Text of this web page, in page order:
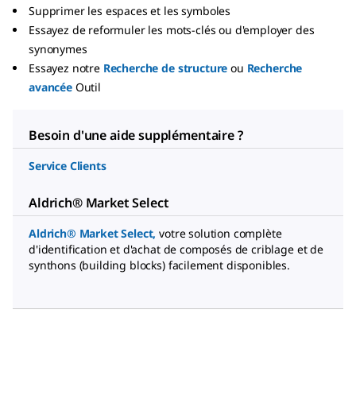
Supprimer les espaces et les symboles
Essayez de reformuler les mots-clés ou d'employer des
synonymes
Essayez notre Recherche de structure ou Recherche
avancée Outil
Besoin d'une aide supplémentaire ?
Service Clients
Aldrich® Market Select
Aldrich® Market Select, votre solution complète
d'identification et d'achat de composés de criblage et de
synthons (building blocks) facilement disponibles.